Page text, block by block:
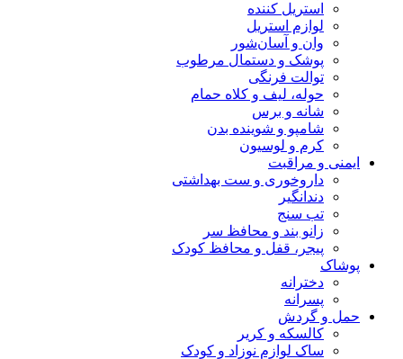
استریل کننده
لوازم استریل
وان و آسان‌شور
پوشک و دستمال مرطوب
توالت فرنگی
حوله، لیف و کلاه حمام
شانه و برس
شامپو و شوینده بدن
کرم و لوسیون
ایمنی و مراقبت
داروخوری و ست بهداشتی
دندانگیر
تب‌ سنج
زانو بند و محافظ سر
پیجر، قفل و محافظ کودک
پوشاک
دخترانه
پسرانه
حمل و گردش
کالسکه و کریر
ساک لوازم نوزاد و کودک